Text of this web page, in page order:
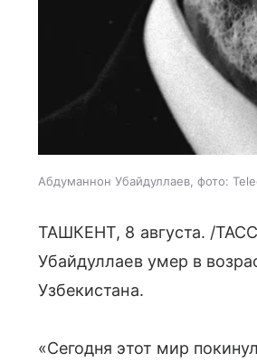
Абдуманнон Убайдуллаев, фото:
ТАШКЕНТ, 8 августа. /
Убайдуллаев умер в
Узбекистана.
«Сегодня этот мир